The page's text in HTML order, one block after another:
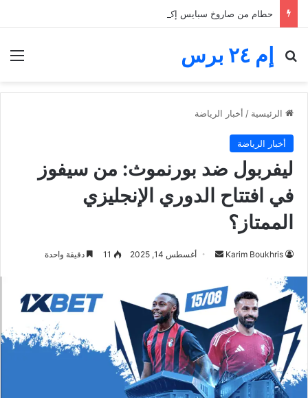
إم ٢٤ برس
بحث عن
الرئيسية / أخبار الرياضة
أخبار الرياضة
ليفربول ضد بورنموث: من سيفوز
في افتتاح الدوري الإنجليزي
الممتاز؟
Karim Boukhris
أرسل
إلكترونيا
أغسطس 14, 2025 11 دقيقة واحدة